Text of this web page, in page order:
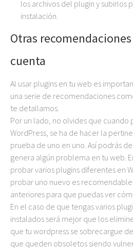
los archivos del plugin y subirlos
instalación.
Otras
cuenta
Al usar plugins en tu web es
una serie de recomendaciones
te detallamos.
Por un lado, no olvides que cuando
WordPress, se ha de hacer la
prueba de uno en uno. Así podrás
genera algún problema en tu web.
probar varios plugins diferentes en
probar uno nuevo es
anteriores para que puedas ver
En el caso de que tengas varios
instalados será mejor que los
que tu wordpress se sobrecargue
que queden obsoletos siendo